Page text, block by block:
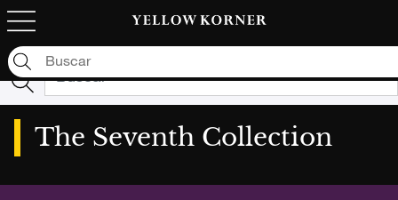
Lamentablemente no tenemos ningún resultado para
tu búsqueda: "null"
The Seventh Collection